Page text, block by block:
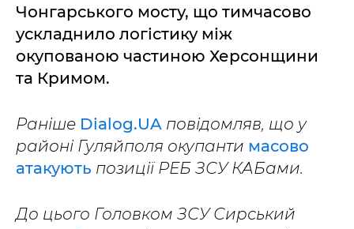
Чонгарського мосту, що тимчасово
ускладнило логістику між
окупованою частиною Херсонщини
та Кримом.
Раніше Dialog.UA повідомляв, що у
районі Гуляйполя окупанти масово
атакують позиції РЕБ ЗСУ КАБами.
До цього Головком ЗСУ Сирський